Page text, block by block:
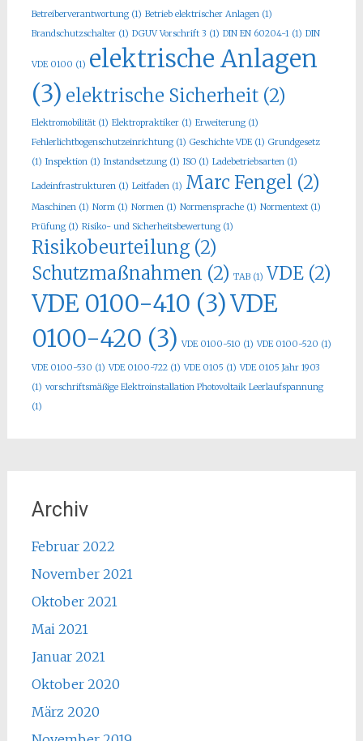
Betreiberverantwortung(1) Betrieb elektrischer Anlagen(1)
Brandschutzschalter(1) DGUV Vorschrift 3 (1) DIN EN 60204-1(1) DIN
VDE 0100 (1) elektrische Anlagen
(3) elektrische Sicherheit(2)
Elektromobilität(1) Elektropraktiker(1) Erweiterung(1)
Fehlerlichtbogenschutzeinrichtung(1) Geschichte VDE(1) Grundgesetz
(1) Inspektion(1) Instandsetzung(1) ISO(1) Ladebetriebsarten(1)
Ladeinfrastrukturen(1) Leitfaden(1) Marc Fengel (2)
Maschinen(1) Norm(1) Normen(1) Normensprache(1) Normentext(1)
Prüfung(1) Risiko- und Sicherheitsbewertung(1)
Risikobeurteilung(2)
Schutzmaßnahmen (2) TAB(1) VDE(2)
VDE 0100-410 (3)VDE
0100-420 (3) VDE 0100-510 (1) VDE 0100-520 (1)
VDE 0100-530 (1) VDE 0100-722(1) VDE 0105 (1) VDE 0105 Jahr 1903
(1) vorschriftsmäßige Elektroinstallation Photovoltaik Leerlaufspannung
(1)
Archiv
Februar 2022
November 2021
Oktober 2021
Mai 2021
Januar 2021
Oktober 2020
März 2020